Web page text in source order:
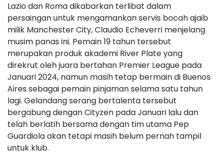
Lazio dan Roma dikabarkan terlibat dalam
persaingan untuk mengamankan servis bocah ajaib
milik Manchester City, Claudio Echeverri menjelang
musim panas ini. Pemain 19 tahun tersebut
merupakan produk akademi River Plate yang
direkrut oleh juara bertahan Premier League pada
Januari 2024, namun masih tetap bermain di Buenos
Aires sebagai pemain pinjaman selama satu tahun
lagi. Gelandang serang bertalenta tersebut
bergabung dengan Cityzen pada Januari lalu dan
telah berlatih bersama dengan tim utama Pep
Guardiola akan tetapi masih belum pernah tampil
untuk klub.